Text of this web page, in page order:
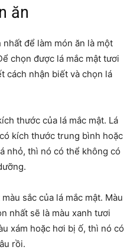
ăn
để làm món ăn là một
chọn được lá mắc mật tươi
cách nhận biết và chọn lá
thước của lá mắc mật. Lá
kích thước trung bình hoặc
nhỏ, thì nó có thể không có
sắc của lá mắc mật. Màu
nhất sẽ là màu xanh tươi
xám hoặc hơi bị ố, thì nó có
rồi.